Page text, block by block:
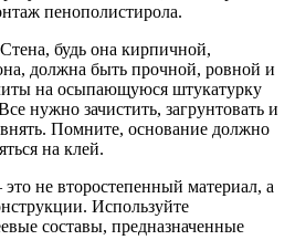
пенополистирола.
Стена, будь она кирпичной,
должна быть прочной, ровной и
на осыпающуюся штукатурку
нужно зачистить, загрунтовать и
Помните, основание должно
на клей.
не второстепенный материал, а
Используйте
составы, предназначенные